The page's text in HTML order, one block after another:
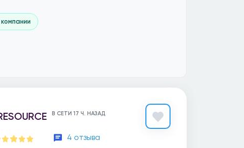
В СЕТИ 17 Ч. НАЗАД
4 отзыва